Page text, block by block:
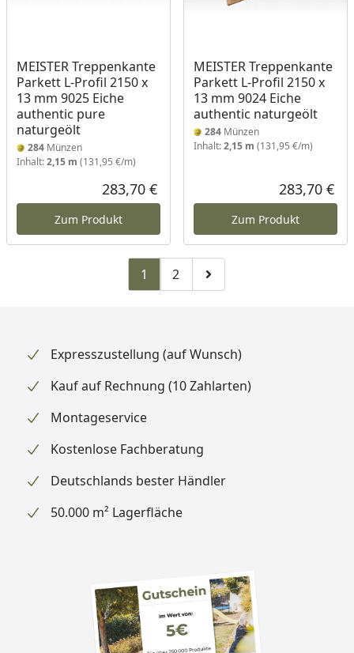
MEISTER Treppenkante
Parkett L-Profil 2150 x
13 mm 9025 Eiche
authentic pure
naturgeölt
284 Münzen
Inhalt:2,15 m (131,95 €/m)
Aktueller Preis
283,70 €
Zum Produkt
MEISTER Treppenkante
Parkett L-Profil 2150 x
13 mm 9024 Eiche
authentic naturgeölt
284Münzen
Inhalt:2,15 m (131,95 €/m)
283,70 €
Zum Produkt
1 Zu Seite 2
2 Zur nächsten Seite
Expresszustellung (auf Wunsch)
Kauf auf Rechnung (10 Zahlarten)
Montageservice
Kostenlose Fachberatung
Deutschlands bester Händler
50.000 m² Lagerfläche